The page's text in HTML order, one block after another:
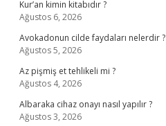
Kur’an kimin kitabıdır ?
Ağustos 6, 2026
Avokadonun cilde faydaları nelerdir ?
Ağustos 5, 2026
Az pişmiş et tehlikeli mi ?
Ağustos 4, 2026
Albaraka cihaz onayı nasıl yapılır ?
Ağustos 3, 2026